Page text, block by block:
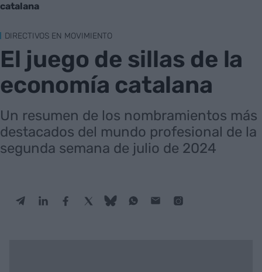
catalana
DIRECTIVOS EN MOVIMIENTO
El juego de sillas de la
economía catalana
Un resumen de los nombramientos más
destacados del mundo profesional de la
segunda semana de julio de 2024